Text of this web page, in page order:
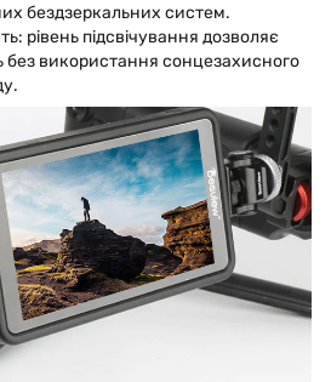
бездзеркальних систем.
рівень підсвічування дозволяє
без використання сонцезахисного